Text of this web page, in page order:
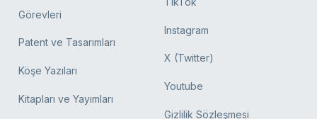
Görevleri
Patent ve Tasarımları
Köşe Yazıları
Kitapları ve Yayımları
Instagram
X (Twitter)
Youtube
Gizlilik Sözleşmesi